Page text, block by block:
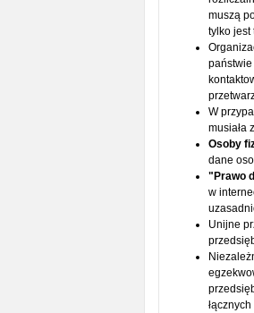
muszą
tylko jest
państwie
W
musiała
Osoby
dane
" Prawo
w
Unijne